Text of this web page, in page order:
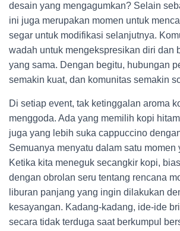
desain yang mengagumkan? Selain
ini juga merupakan momen untuk
segar untuk modifikasi selanjutnya.
wadah untuk mengekspresikan diri dan
yang sama. Dengan begitu, hubungan
semakin kuat, dan komunitas semakin
Di setiap event, tak ketinggalan aroma
menggoda. Ada yang memilih kopi
juga yang lebih suka cappuccino
Semuanya menyatu dalam satu momen
Ketika kita meneguk secangkir kopi,
dengan obrolan seru tentang rencana
liburan panjang yang ingin dilakukan
kesayangan. Kadang-kadang, ide-ide
secara tidak terduga saat berkumpul